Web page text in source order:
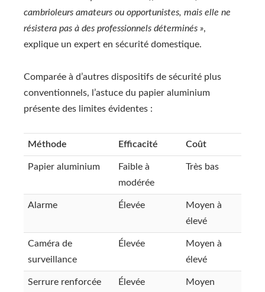
cambrioleurs amateurs ou opportunistes, mais elle ne
résistera pas à des professionnels déterminés »,
explique un expert en sécurité domestique.
Comparée à d’autres dispositifs de sécurité plus
conventionnels, l’astuce du papier aluminium
présente des limites évidentes :
Méthode Efficacité Coût
Papier aluminium
Faible à
modérée
Très bas
Alarme Élevée
Moyen à
élevé
Caméra de
surveillance
Élevée
Moyen à
élevé
Serrure renforcée Élevée Moyen